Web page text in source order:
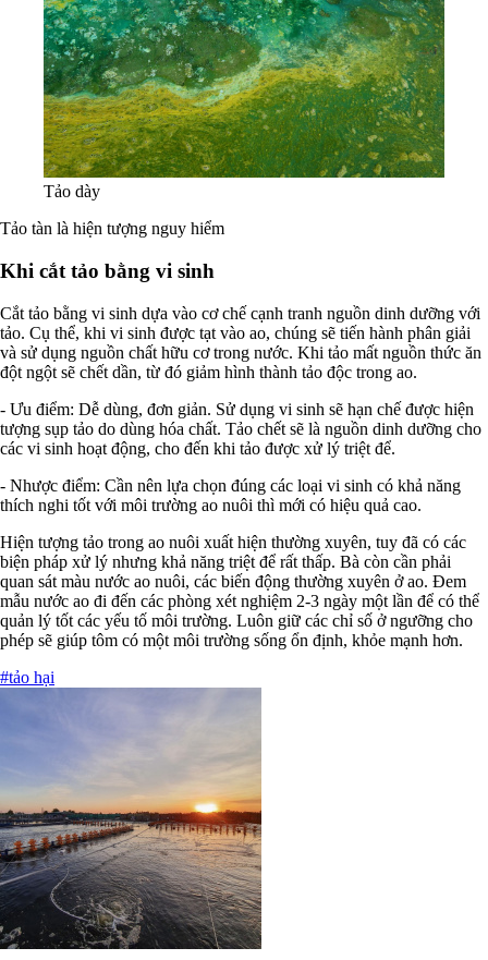
Tảo dày
Tảo tàn là hiện tượng nguy hiểm
Khi cắt tảo bằng vi sinh
Cắt tảo bằng vi sinh dựa vào cơ chế cạnh tranh nguồn dinh dưỡng với
tảo. Cụ thể, khi vi sinh được tạt vào ao, chúng sẽ tiến hành phân giải
và sử dụng nguồn chất hữu cơ trong nước. Khi tảo mất nguồn thức ăn
đột ngột sẽ chết dần, từ đó giảm hình thành tảo độc trong ao.
- Ưu điểm: Dễ dùng, đơn giản. Sử dụng vi sinh sẽ hạn chế được hiện
tượng sụp tảo do dùng hóa chất. Tảo chết sẽ là nguồn dinh dưỡng cho
các vi sinh hoạt động, cho đến khi tảo được xử lý triệt để.
- Nhược điểm: Cần nên lựa chọn đúng các loại vi sinh có khả năng
thích nghi tốt với môi trường ao nuôi thì mới có hiệu quả cao.
Hiện tượng tảo trong ao nuôi xuất hiện thường xuyên, tuy đã có các
biện pháp xử lý nhưng khả năng triệt để rất thấp. Bà còn cần phải
quan sát màu nước ao nuôi, các biến động thường xuyên ở ao. Đem
mẫu nước ao đi đến các phòng xét nghiệm 2-3 ngày một lần để có thể
quản lý tốt các yếu tố môi trường. Luôn giữ các chỉ số ở ngưỡng cho
phép sẽ giúp tôm có một môi trường sống ổn định, khỏe mạnh hơn.
#tảo hại